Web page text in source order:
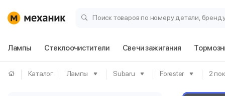
Поиск товаров по номеру детали,
Лампы Стеклоочистители Свечи зажигания
Каталог Лампы Subaru Forester 2